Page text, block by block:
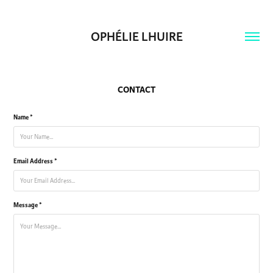
OPHÉLIE LHUIRE
CONTACT
Name *
Email Address *
Message *